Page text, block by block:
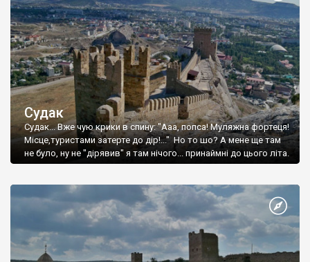
Судак
Судак... Вже чую крики в спину: "Ааа, попса! Муляжна фортеця!
Місце,туристами затерте до дір!..." Но то шо? А мене ще там
не було, ну не "дірявив" я там нічого... принаймні до цього літа.